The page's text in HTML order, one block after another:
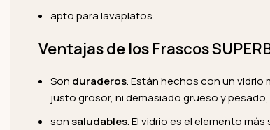
apto para lavaplatos.
Ventajas de los Frascos
Son duraderos. Están hechos con un
justo grosor, ni demasiado grueso y
son saludables. El vidrio es el elemento